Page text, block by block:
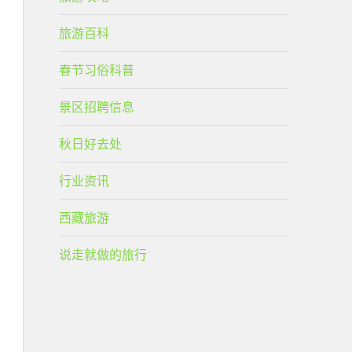
旅游百科
春节习俗科普
景区招聘信息
秋日好去处
行业资讯
西藏旅游
说走就做的旅行